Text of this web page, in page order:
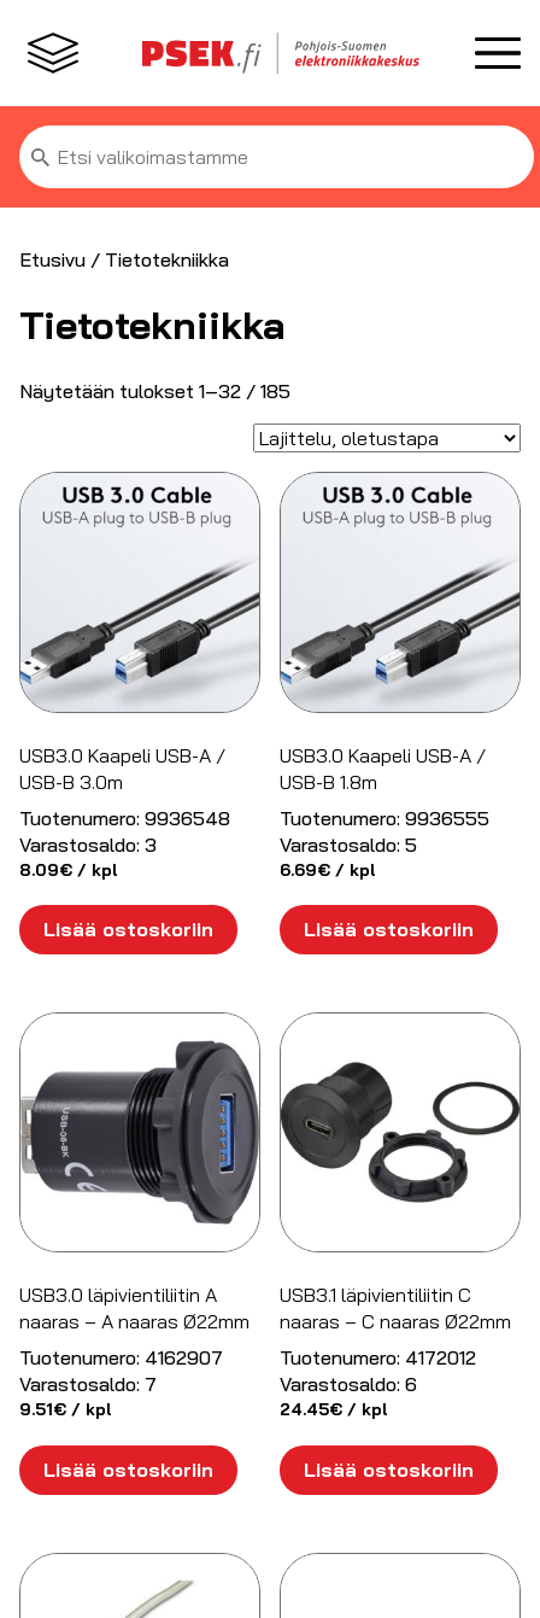
Etsi:
Etusivu / Tietotekniikka
Tietotekniikka
Näytetään tulokset 1–32 / 185
USB3.0 Kaapeli USB-A /
USB-B 3.0m
Tuotenumero: 9936548
Varastosaldo: 3
8.09€ / kpl
Lisää ostoskoriin
USB3.0 Kaapeli USB-A /
USB-B 1.8m
Tuotenumero: 9936555
Varastosaldo: 5
6.69€ / kpl
Lisää ostoskoriin
USB3.0 läpivientiliitin A
naaras – A naaras Ø22mm
Tuotenumero: 4162907
Varastosaldo: 7
9.51€ / kpl
Lisää ostoskoriin
USB3.1 läpivientiliitin C
naaras – C naaras Ø22mm
Tuotenumero: 4172012
Varastosaldo: 6
24.45€ / kpl
Lisää ostoskoriin